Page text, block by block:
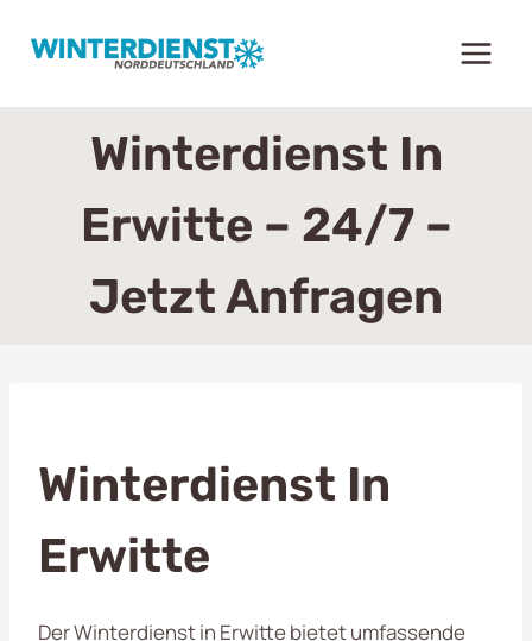
Inhalt
Winterdienst In
Erwitte – 24/7 –
Jetzt Anfragen
Winterdienst In
Erwitte
Der Winterdienst in Erwitte bietet umfassende